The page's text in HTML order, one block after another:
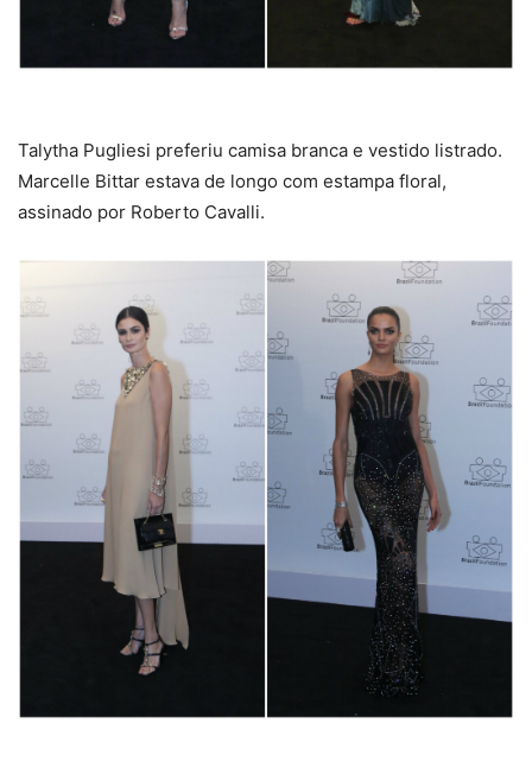
Talytha Pugliesi preferiu camisa branca e vestido listrado.
Marcelle Bittar estava de longo com estampa floral,
assinado por Roberto Cavalli.